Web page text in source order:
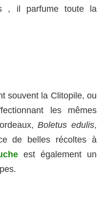
, il parfume toute la
souvent la Clitopile, ou
les mêmes
Boletus edulis,
de belles récoltes à
est également un